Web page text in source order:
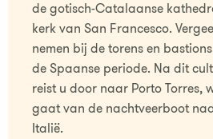
de gotisch-Catalaanse
kerk van San Francesco.
nemen bij de torens en
de Spaanse periode. Na dit
reist u door naar Porto Torres,
gaat van de nachtveerboot
Italië.